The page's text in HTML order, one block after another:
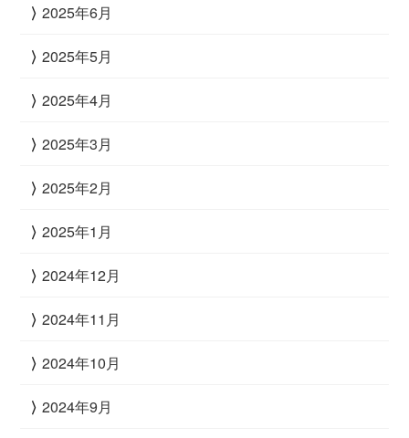
2025年6月
2025年5月
2025年4月
2025年3月
2025年2月
2025年1月
2024年12月
2024年11月
2024年10月
2024年9月